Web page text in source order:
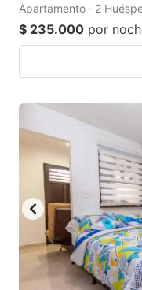
Apartamento · 2
$ 235.000 por